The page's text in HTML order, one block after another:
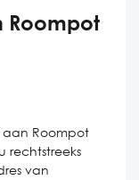
Roompot
aan Roompot
rechtstreeks
van